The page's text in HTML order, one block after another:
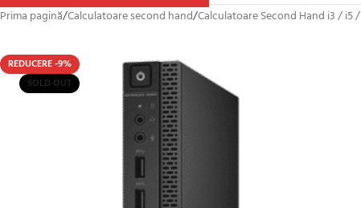
Prima pagină/Calculatoare second hand/Calculatoare Second Hand i3 / i5
REDUCERE -9%
SOLD OUT